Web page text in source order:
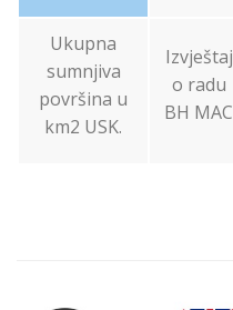
Ukupna
sumnjiva
površina u
km2 USK.
Izvještaj
o radu
BH MAC